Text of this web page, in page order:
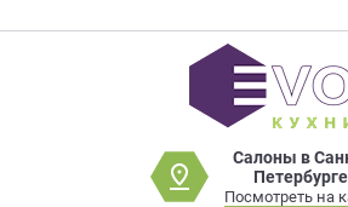
Салоны в
Петербурге
Посмотреть на